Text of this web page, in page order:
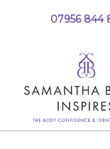
07956 844